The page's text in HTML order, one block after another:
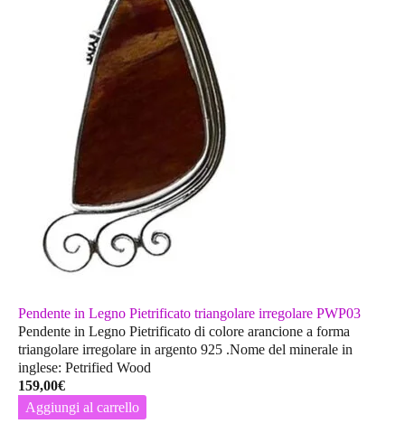
Pendente in Legno Pietrificato triangolare irregolare PWP03
Pendente in Legno Pietrificato di colore arancione a forma
triangolare irregolare in argento 925 .Nome del minerale in
inglese: Petrified Wood
159,00€
Aggiungi al carrello